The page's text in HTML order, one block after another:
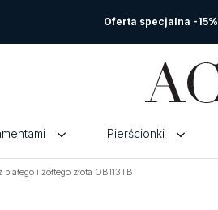
Oferta specjalna -15%
Pierścionki
i żółtego złota OB113TB